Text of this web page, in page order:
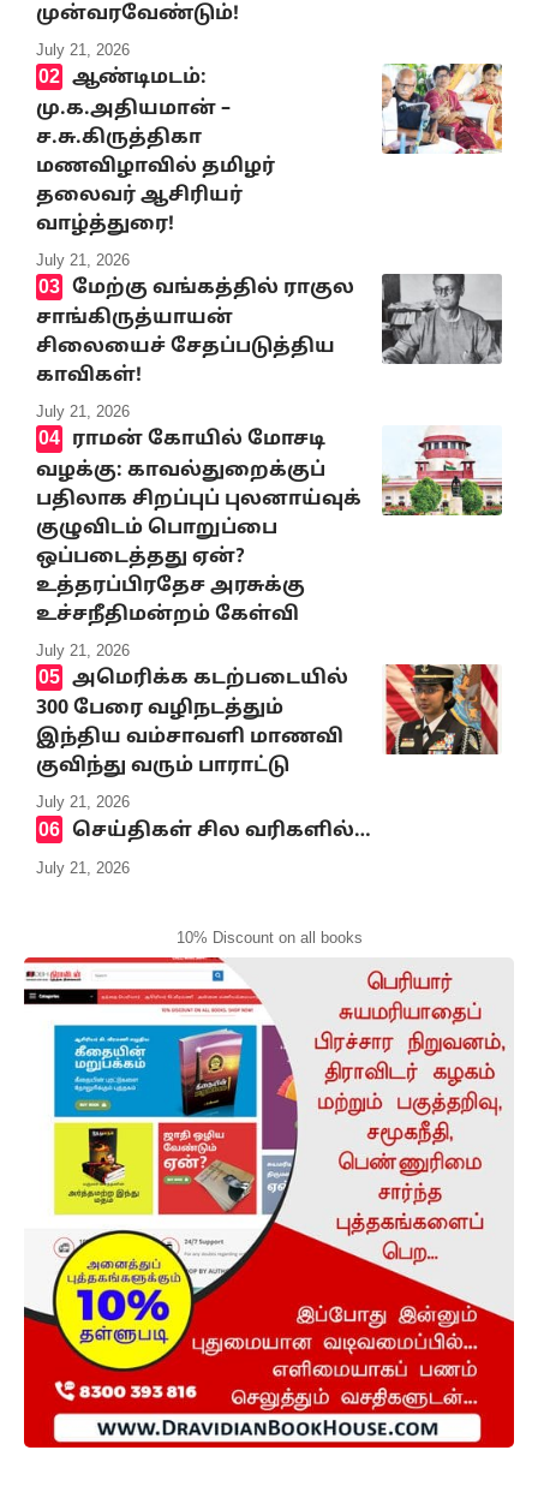
முன்வரவேண்டும்!
July 21, 2026
ஆண்டிமடம்:
மு.க.அதியமான் –
ச.சு.கிருத்திகா
மணவிழாவில் தமிழர்
தலைவர் ஆசிரியர்
வாழ்த்துரை!
July 21, 2026
மேற்கு வங்கத்தில் ராகுல
சாங்கிருத்யாயன்
சிலையைச் சேதப்படுத்திய
காவிகள்!
July 21, 2026
ராமன் கோயில் மோசடி
வழக்கு: காவல்துறைக்குப்
பதிலாக சிறப்புப் புலனாய்வுக்
குழுவிடம் பொறுப்பை
ஒப்படைத்தது ஏன்?
உத்தரப்பிரதேச அரசுக்கு
உச்சநீதிமன்றம் கேள்வி
July 21, 2026
அமெரிக்க கடற்படையில்
300 பேரை வழிநடத்தும்
இந்திய வம்சாவளி மாணவி
குவிந்து வரும் பாராட்டு
July 21, 2026
செய்திகள் சில வரிகளில்…
July 21, 2026
10% Discount on all books